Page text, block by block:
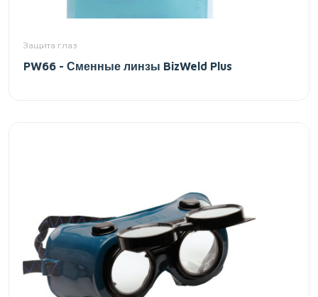
Защита глаз
PW66 - Сменные линзы BizWeld Plus